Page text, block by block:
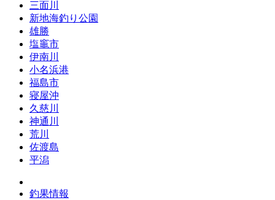
三面川
新地海釣り公園
雄勝
塩竈市
伊南川
小名浜港
福島市
寝屋沖
久慈川
神通川
荒川
佐渡島
平潟
釣果情報